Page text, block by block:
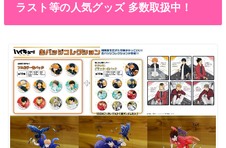
ラスト等の人気グッズ 多数取扱中！